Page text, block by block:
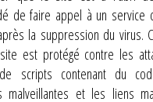
de faire appel à un service
la suppression du virus.
est protégé contre les
scripts contenant du
malveillantes et les liens